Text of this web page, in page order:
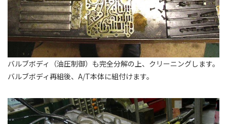
バルブボディ（油圧制御）も完全分解の上、クリーニングします。
バルブボディ再組後、A/T本体に組付けます。